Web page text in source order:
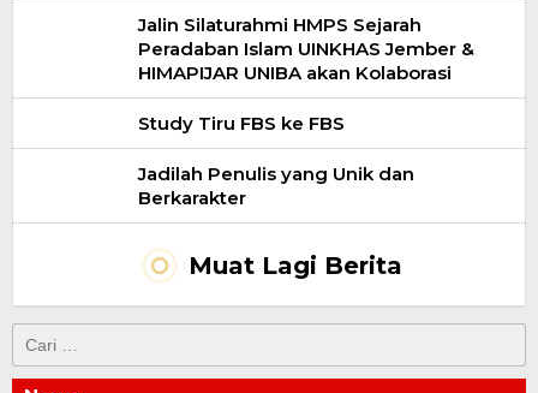
Jalin Silaturahmi HMPS Sejarah
Peradaban Islam UINKHAS Jember &
HIMAPIJAR UNIBA akan Kolaborasi
Study Tiru FBS ke FBS
Jadilah Penulis yang Unik dan
Berkarakter
Muat Lagi Berita
untuk: